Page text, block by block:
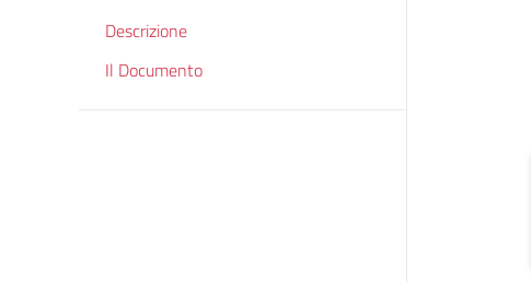
Descrizione
Il Documento